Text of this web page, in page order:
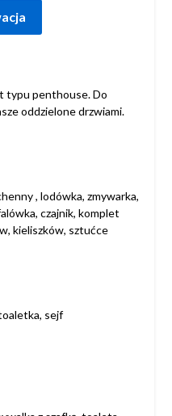
typu penthouse. Do
oddzielone drzwiami.
, lodówka, zmywarka,
czajnik, komplet
kieliszków, sztućce
sejf